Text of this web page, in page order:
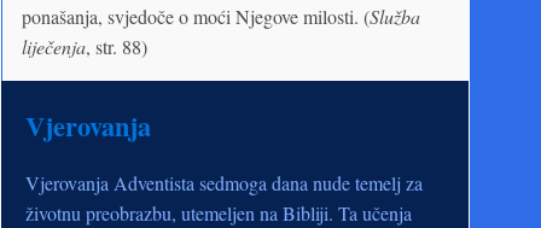
ponašanja, svjedoče o moći Njegove milosti. (Služba
liječenja, str. 88)
Vjerovanja
Vjerovanja Adventista sedmoga dana nude temelj za
životnu preobrazbu, utemeljen na Bibliji. Ta učenja